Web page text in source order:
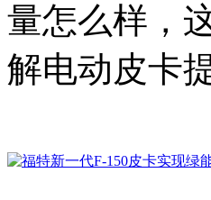
量怎么样，
解电动皮卡